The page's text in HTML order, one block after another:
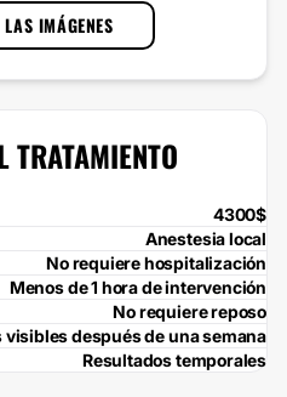
IMÁGENES
TRATAMIENTO
4300$
Anestesia local
No requiere hospitalización
Menos de 1 hora de intervención
No requiere reposo
visibles después de una semana
Resultados temporales